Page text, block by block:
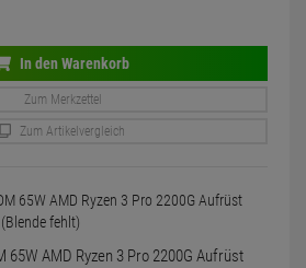
In den Warenkorb
Zum Merkzettel
Zum Artikelvergleich
65W AMD Ryzen 3 Pro 2200G Aufrüst